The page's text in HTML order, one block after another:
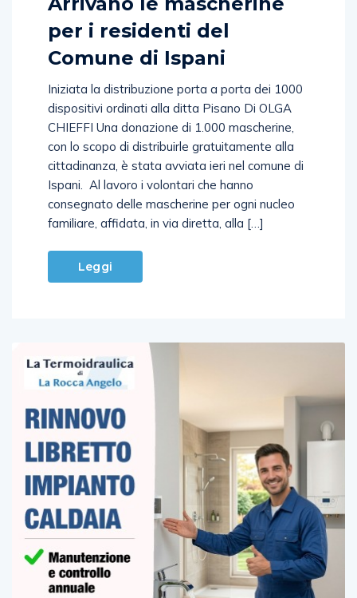
Arrivano le mascherine
per i residenti del
Comune di Ispani
Iniziata la distribuzione porta a porta dei 1000
dispositivi ordinati alla ditta Pisano Di OLGA
CHIEFFI Una donazione di 1.000 mascherine,
con lo scopo di distribuirle gratuitamente alla
cittadinanza, è stata avviata ieri nel comune di
Ispani. Al lavoro i volontari che hanno
consegnato delle mascherine per ogni nucleo
Leggi